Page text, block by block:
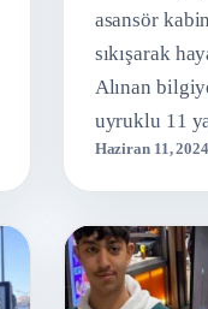
asansör
sıkışarak
Alınan
uyruklu 11
Avan,
Kocavezir
Haziran 11, 2024